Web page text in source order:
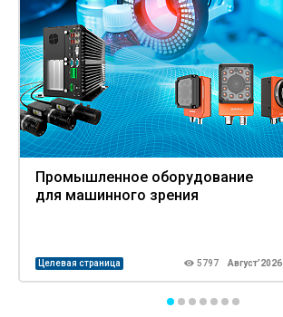
Промышленное оборудование
для машинного зрения
Целевая страница 5797 Август’2026